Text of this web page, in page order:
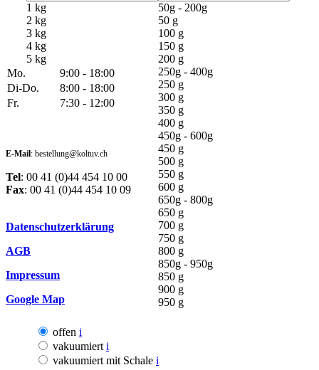
50g - 200g
50 g
100 g
150 g
200 g
250g - 400g
250 g
300 g
350 g
400 g
450g - 600g
450 g
500 g
550 g
600 g
650g - 800g
650 g
700 g
750 g
800 g
850g - 950g
850 g
900 g
950 g
1 kg
2 kg
3 kg
4 kg
5 kg
offen i
vakuumiert i
vakuumiert mit Schale i
Mo.
9:00 - 18:00
Di-Do.
8:00 - 18:00
Fr.
7:30 - 12:00
E-Mail: bestellung@koltuv.ch
Tel: 00 41 (0)44 454 10 00
Fax: 00 41 (0)44 454 10 09
Datenschutzerklärung
AGB
Impressum
Google Map